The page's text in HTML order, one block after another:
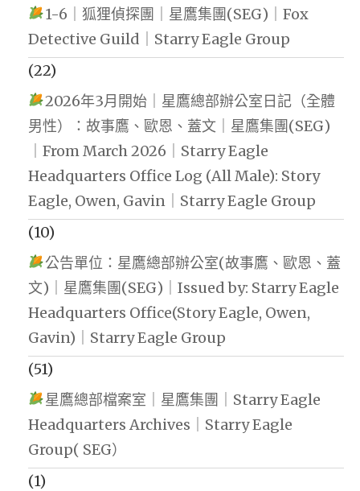
1-6｜狐狸偵探團｜星鷹集團(SEG)｜Fox
Detective Guild｜Starry Eagle Group
(22)
2026年3月開始｜星鷹總部辦公室日記（全體
男性）：故事鷹、歐恩、蓋文｜星鷹集團(SEG)
｜From March 2026｜Starry Eagle
Headquarters Office Log (All Male): Story
Eagle, Owen, Gavin｜Starry Eagle Group
(10)
公告單位：星鷹總部辦公室(故事鷹、歐恩、蓋
文)｜星鷹集團(SEG)｜Issued by: Starry Eagle
Headquarters Office(Story Eagle, Owen,
Gavin)｜Starry Eagle Group
(51)
星鷹總部檔案室｜星鷹集團｜Starry Eagle
Headquarters Archives｜Starry Eagle
Group( SEG）
(1)